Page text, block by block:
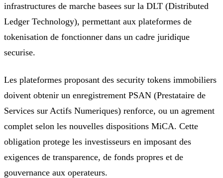
infrastructures de marche basees sur la DLT (Distributed
Ledger Technology), permettant aux plateformes de
tokenisation de fonctionner dans un cadre juridique
securise.
Les plateformes proposant des security tokens immobiliers
doivent obtenir un enregistrement PSAN (Prestataire de
Services sur Actifs Numeriques) renforce, ou un agrement
complet selon les nouvelles dispositions MiCA. Cette
obligation protege les investisseurs en imposant des
exigences de transparence, de fonds propres et de
gouvernance aux operateurs.